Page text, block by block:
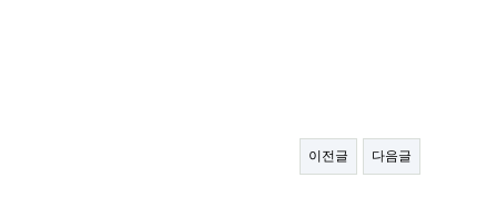
이전글 다음글